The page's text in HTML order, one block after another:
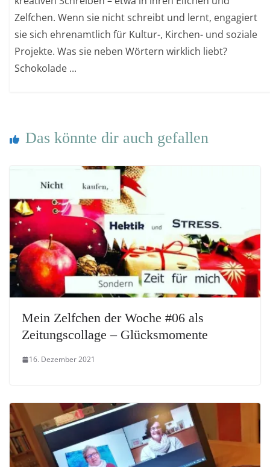
Zelfchen. Wenn sie nicht schreibt und lernt, engagiert
sie sich ehrenamtlich für Kultur-, Kirchen- und soziale
Projekte. Was sie neben Wörtern wirklich liebt?
Schokolade ...
Das könnte dir auch gefallen
Mein Zelfchen der Woche #06 als
Zeitungscollage – Glücksmomente
16. Dezember 2021